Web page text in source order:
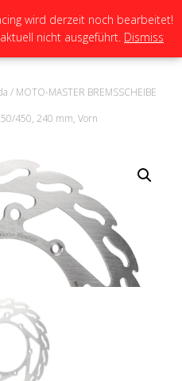
N
A
I
/ MOTO-MASTER BREMSSCHEIBE
450, 240 mm, Vorn
wird derzeit noch bearbeitet!
nicht ausgeführt. Dismiss